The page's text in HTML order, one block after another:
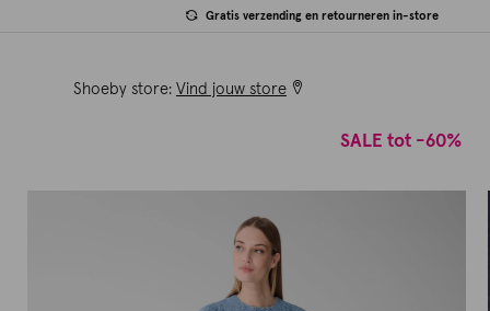
Gratis verzending en retourneren in-store
Shoeby store: Vind jouw store
SALE tot -60%